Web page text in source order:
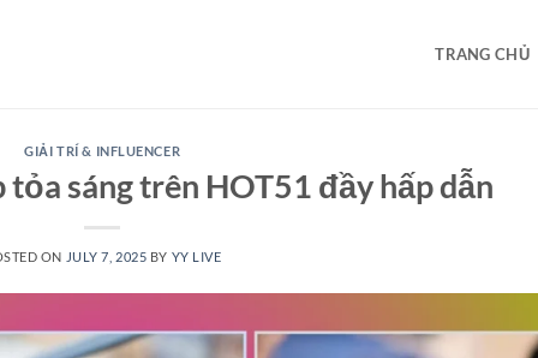
TRANG CHỦ
GIẢI TRÍ & INFLUENCER
sáng trên HOT51 đầy hấp dẫn
ON JULY 7, 2025 BY YY LIVE